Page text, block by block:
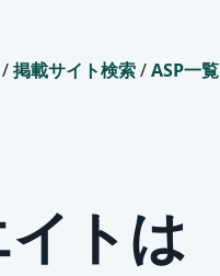
/掲載サイト検索/ASP一覧
トは